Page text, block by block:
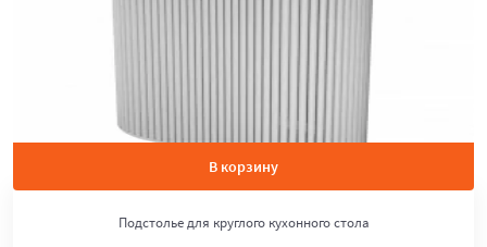
В корзину
Подстолье для круглого кухонного стола